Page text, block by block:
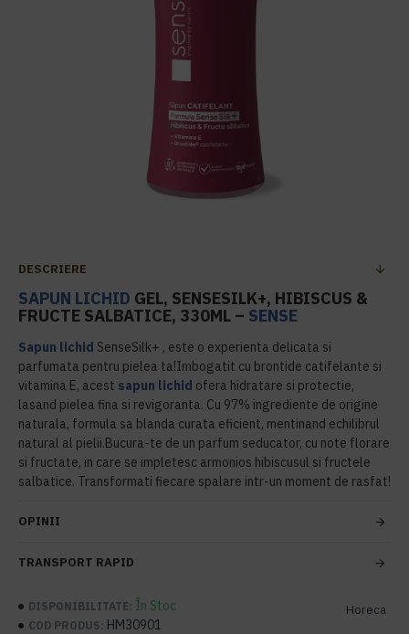
DESCRIERE
SAPUN LICHID GEL, SENSESILK+, HIBISCUS &
FRUCTE SALBATICE, 330ML – SENSE
Sapun lichid SenseSilk+ , este o experienta delicata si
parfumata pentru pielea ta!Imbogatit cu brontide catifelante si
vitamina E, acest sapun lichid ofera hidratare si protectie,
lasand pielea fina si revigoranta. Cu 97% ingrediente de origine
naturala, formula sa blanda curata eficient, mentinand echilibrul
natural al pielii.Bucura-te de un parfum seducator, cu note florare
si fructate, in care se impletesc armonios hibiscusul si fructele
salbatice. Transformati fiecare spalare intr-un moment de rasfat!
OPINII
TRANSPORT RAPID
DISPONIBILITATE: În Stoc
COD PRODUS: HM30901
Horeca